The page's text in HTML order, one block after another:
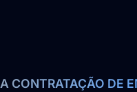
CONTRATAÇÃO DE